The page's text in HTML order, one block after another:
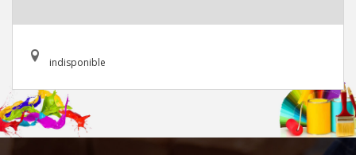
indisponible